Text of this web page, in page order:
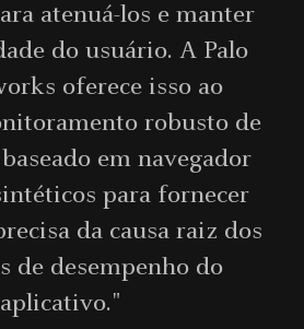
atenuá-los e manter
do usuário. A Palo
oferece isso ao
robusto de
em navegador
para fornecer
da causa raiz dos
de desempenho do
aplicativo."